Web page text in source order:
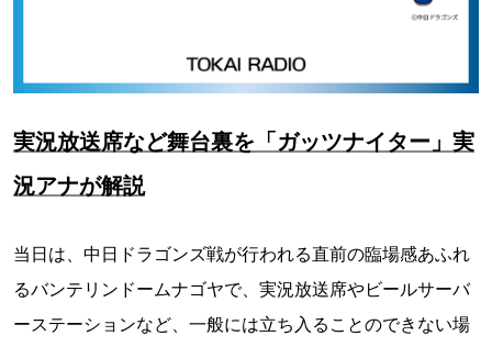
実況放送席など舞台裏を「ガッツナイター」実
況アナが解説
当日は、中日ドラゴンズ戦が行われる直前の臨場感あふれ
るバンテリンドームナゴヤで、実況放送席やビールサーバ
ーステーションなど、一般には立ち入ることのできない場